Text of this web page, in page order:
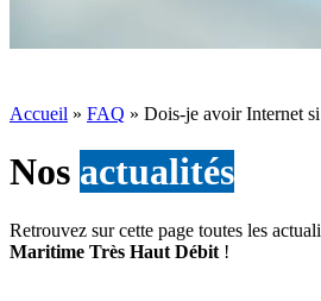
Accueil » FAQ » Dois-je avoir Internet
Nos actualités
Retrouvez sur cette page toutes les
Maritime Très Haut Débit !